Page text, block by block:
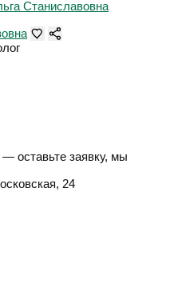
оставьте заявку, мы
24